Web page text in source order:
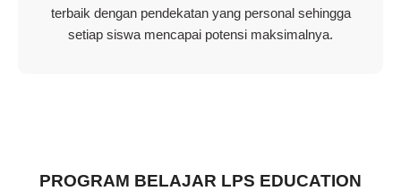
terbaik dengan pendekatan yang personal sehingga
setiap siswa mencapai potensi maksimalnya.
PROGRAM BELAJAR LPS EDUCATION